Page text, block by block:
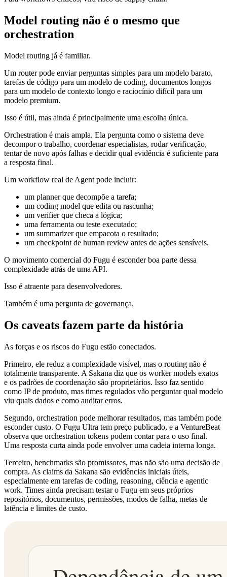
Model routing não é o mesmo que
orchestration
Model routing já é familiar.
Um router pode enviar perguntas simples para um modelo barato,
tarefas de código para um modelo de coding, documentos longos
para um modelo de contexto longo e raciocínio difícil para um
modelo premium.
Isso é útil, mas ainda é principalmente uma escolha única.
Orchestration é mais ampla. Ela pergunta como o sistema deve
decompor o trabalho, coordenar especialistas, rodar verificação,
tentar de novo após falhas e decidir qual evidência é suficiente para
a resposta final.
Um workflow real de Agent pode incluir:
um planner que decompõe a tarefa;
um coding model que edita ou rascunha;
um verifier que checa a lógica;
uma ferramenta ou teste executado;
um summarizer que empacota o resultado;
um checkpoint de human review antes de ações sensíveis.
O movimento comercial do Fugu é esconder boa parte dessa
complexidade atrás de uma API.
Isso é atraente para desenvolvedores.
Também é uma pergunta de governança.
Os caveats fazem parte da história
As forças e os riscos do Fugu estão conectados.
Primeiro, ele reduz a complexidade visível, mas o routing não é
totalmente transparente. A Sakana diz que os worker models exatos
e os padrões de coordenação são proprietários. Isso faz sentido
como IP de produto, mas times regulados vão perguntar qual modelo
viu quais dados e como auditar erros.
Segundo, orchestration pode melhorar resultados, mas também pode
esconder custo. O Fugu Ultra tem preço publicado, e a VentureBeat
observa que orchestration tokens podem contar para o uso final.
Uma resposta curta ainda pode envolver uma cadeia interna longa.
Terceiro, benchmarks são promissores, mas não são uma decisão de
compra. As claims da Sakana são evidências iniciais úteis,
especialmente em tarefas de coding, reasoning, ciência e agentic
work. Times ainda precisam testar o Fugu em seus próprios
repositórios, documentos, permissões, modos de falha, metas de
latência e limites de custo.